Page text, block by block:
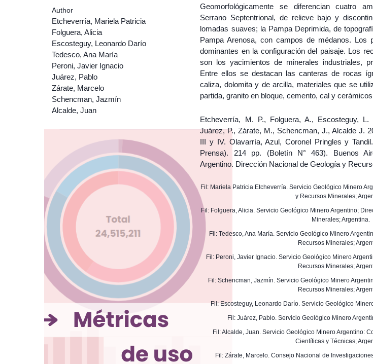
Author
Etcheverría, Mariela Patricia
Folguera, Alicia
Escosteguy, Leonardo Darío
Tedesco, Ana María
Peroni, Javier Ignacio
Juárez, Pablo
Zárate, Marcelo
Schencman, Jazmín
Alcalde, Juan
Geomorfológicamente se diferencian cuatro
Serrano Septentrional, de relieve bajo y
lomadas suaves; la Pampa Deprimida, de
Pampa Arenosa, con campos de médanos. Los
dominantes en la configuración del paisaje. Los
son los yacimientos de minerales industriales,
Entre ellos se destacan las canteras de rocas
caliza, dolomita y de arcilla, materiales que se
partida, granito en bloque, cemento, cal y
Etcheverría, M. P., Folguera, A., Escosteguy,
Juárez, P., Zárate, M., Schencman, J., Alcalde J.
III y IV. Olavarría, Azul, Coronel Pringles y
Prensa). 214 pp. (Boletín N° 463). Buenos
Argentino. Dirección Nacional de Geología y
Fil: Mariela Patricia Etcheverría. Servicio Geológico Minero
y Recursos Minerales;
Fil: Folguera, Alicia. Servicio Geológico Minero Argentino;
Minerales; Argentina.
Fil: Tedesco, Ana María. Servicio Geológico Minero
Recursos Minerales;
Fil: Peroni, Javier Ignacio. Servicio Geológico Minero
Recursos Minerales;
Fil: Schencman, Jazmín. Servicio Geológico Minero
Recursos Minerales;
Fil: Escosteguy, Leonardo Darío. Servicio Geológico
Fil: Juárez, Pablo. Servicio Geológico Minero
Fil: Alcalde, Juan. Servicio Geológico Minero Argentino:
Científicas y Técnicas;
Fil: Zárate, Marcelo. Consejo Nacional de